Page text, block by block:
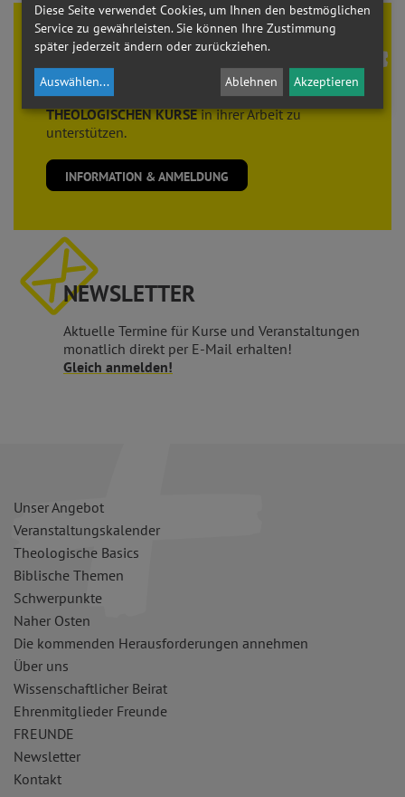
Theologie brauchtFREUNDE
Der Verein der
FREUNDE der THEOLOGISCHEN
KURSEsieht es als seine Aufgabe, die
THEOLOGISCHEN KURSEin ihrer Arbeit zu
unterstützen.
INFORMATION & ANMELDUNG
NEWSLETTER
Aktuelle Termine für Kurse und Veranstaltungen
monatlich direkt per E-Mail erhalten!
Gleich anmelden!
Unser Angebot
Veranstaltungskalender
Theologische Basics
Biblische Themen
Schwerpunkte
Naher Osten
Die kommenden Herausforderungen annehmen
Über uns
Wissenschaftlicher Beirat
Ehrenmitglieder Freunde
FREUNDE
Newsletter
Kontakt
Diese Seite verwendet Cookies, um Ihnen den bestmöglichen
Service zu gewährleisten. Sie können Ihre Zustimmung
später jederzeit ändern oder zurückziehen.
Auswählen... Ablehnen Akzeptieren